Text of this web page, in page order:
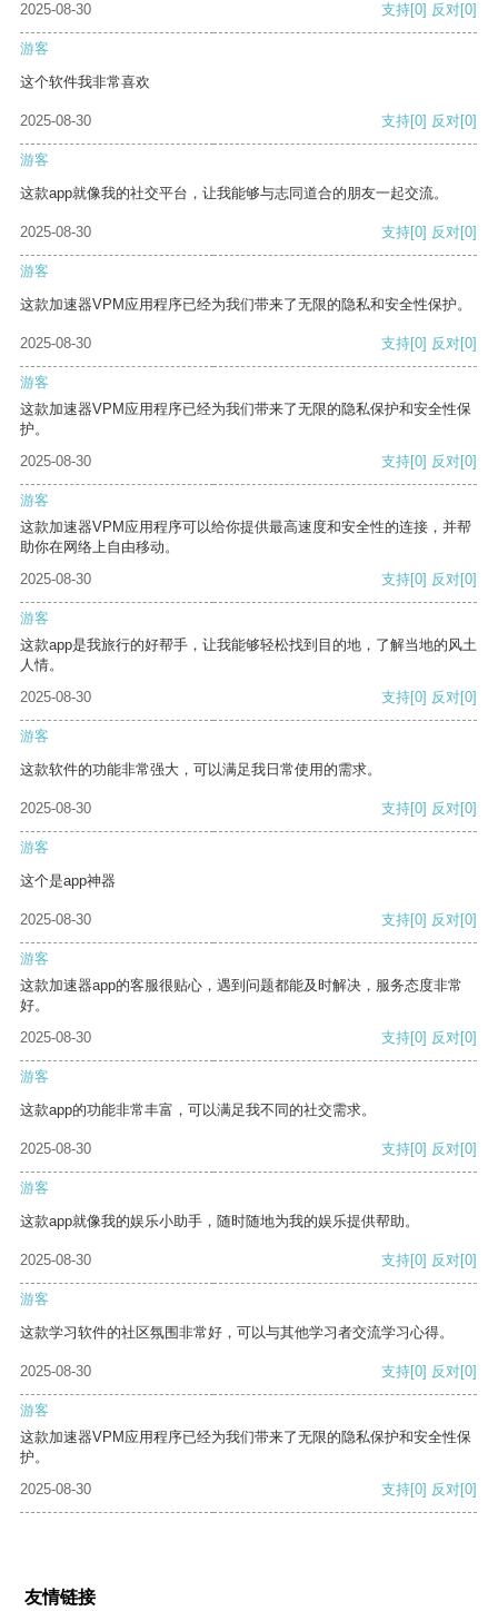
2025-08-30 支持[0] 反对[0]
游客
这个软件我非常喜欢
2025-08-30 支持[0] 反对[0]
游客
这款app就像我的社交平台，让我能够与志同道合的朋友一起交流。
2025-08-30 支持[0] 反对[0]
游客
这款加速器VPM应用程序已经为我们带来了无限的隐私和安全性保护。
2025-08-30 支持[0] 反对[0]
游客
这款加速器VPM应用程序已经为我们带来了无限的隐私保护和安全性保
护。
2025-08-30
支持[0] 反对[0]
游客
这款加速器VPM应用程序可以给你提供最高速度和安全性的连接，并帮
助你在网络上自由移动。
2025-08-30
支持[0] 反对[0]
游客
这款app是我旅行的好帮手，让我能够轻松找到目的地，了解当地的风土
人情。
2025-08-30
支持[0] 反对[0]
游客
这款软件的功能非常强大，可以满足我日常使用的需求。
2025-08-30 支持[0] 反对[0]
游客
这个是app神器
2025-08-30 支持[0] 反对[0]
游客
这款加速器app的客服很贴心，遇到问题都能及时解决，服务态度非常
好。
2025-08-30
支持[0] 反对[0]
游客
这款app的功能非常丰富，可以满足我不同的社交需求。
2025-08-30 支持[0] 反对[0]
游客
这款app就像我的娱乐小助手，随时随地为我的娱乐提供帮助。
2025-08-30 支持[0] 反对[0]
游客
这款学习软件的社区氛围非常好，可以与其他学习者交流学习心得。
2025-08-30 支持[0] 反对[0]
游客
这款加速器VPM应用程序已经为我们带来了无限的隐私保护和安全性保
护。
2025-08-30
支持[0] 反对[0]
友情链接